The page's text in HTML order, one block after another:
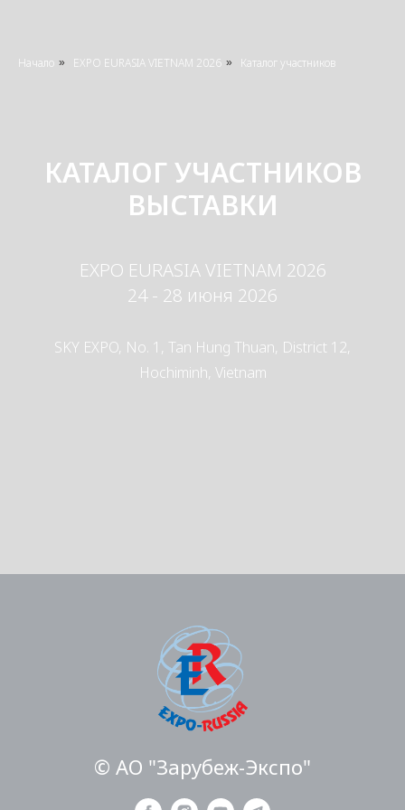
Начало » EXPO EURASIA VIETNAM 2026 » Каталог участников
КАТАЛОГ УЧАСТНИКОВ
ВЫСТАВКИ
EXPO EURASIA VIETNAM 2026
24 - 28 июня 2026
SKY EXPO, No. 1, Tan Hung Thuan, District 12,
Hochiminh, Vietnam
© АО "Зарубеж-Экспо"